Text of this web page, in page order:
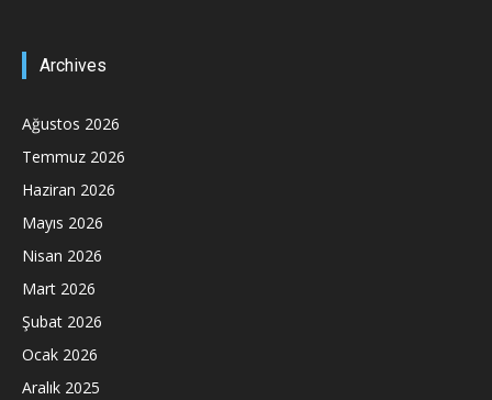
Archives
Ağustos 2026
Temmuz 2026
Haziran 2026
Mayıs 2026
Nisan 2026
Mart 2026
Şubat 2026
Ocak 2026
Aralık 2025